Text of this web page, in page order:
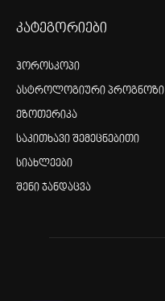
კატეგორიები
ჰოროსკოპი
ასტროლოგიური პროგნოზი
ეზოთერიკა
საკითხავი შემეცნებითი
სიახლეები
შენი ჯანდაცვა